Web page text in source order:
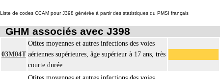
Liste de codes CCAM pour J398 générée à partir des statistiques du PMSI français
GHM associés avec J398
03M04T
Otites moyennes et autres infections des voies
aériennes supérieures, âge supérieur à 17 ans, très
courte durée